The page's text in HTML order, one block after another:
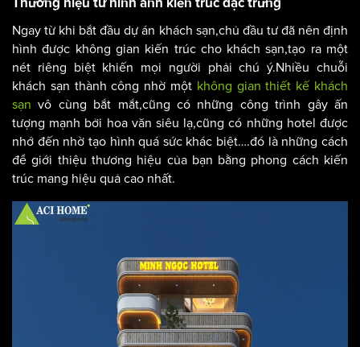
Thương hiệu từ hình ảnh kiến trúc đặc trưng
Ngay từ khi bắt đầu dự án khách sạn,chủ đầu tư đã nên định
hình được không gian kiến trúc cho khách sạn,tạo ra một
nét riêng biệt khiến mọi người phải chú ý.Nhiều chuỗi
khách sạn thành công nhờ một không gian thiết kế khách
sạn vô cùng bắt mắt,cũng có những công trình gây ấn
tượng mạnh bởi hoa văn siêu lạ,cũng có những hotel được
nhớ đến nhờ tạo hình quá sức khác biệt….đó là những cách
để giới thiệu thương hiệu của bạn bằng phong cách kiến
trúc mang hiệu quả cao nhất.